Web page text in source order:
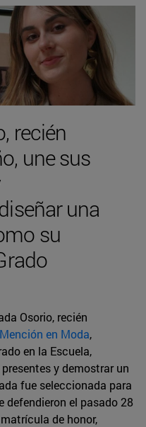
recién
une sus
una
su
Osorio, recién
en Moda,
en la Escuela,
presentes y demostrar un
fue seleccionada para
defendieron el pasado 28
de honor,